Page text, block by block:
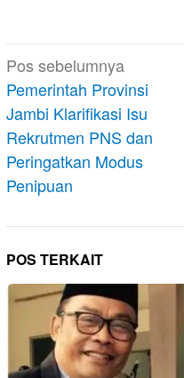
Navigasi
pos
Pos sebelumnya
Pemerintah Provinsi
Jambi Klarifikasi Isu
Rekrutmen PNS dan
Peringatkan Modus
Penipuan
POS TERKAIT